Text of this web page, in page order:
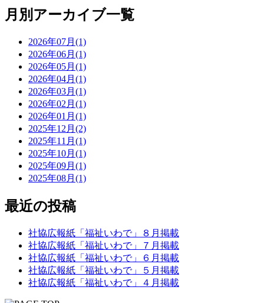
月別アーカイブ一覧
2026年07月(1)
2026年06月(1)
2026年05月(1)
2026年04月(1)
2026年03月(1)
2026年02月(1)
2026年01月(1)
2025年12月(2)
2025年11月(1)
2025年10月(1)
2025年09月(1)
2025年08月(1)
最近の投稿
社協広報紙「福祉いわで」８月掲載
社協広報紙「福祉いわで」７月掲載
社協広報紙「福祉いわで」６月掲載
社協広報紙「福祉いわで」５月掲載
社協広報紙「福祉いわで」４月掲載